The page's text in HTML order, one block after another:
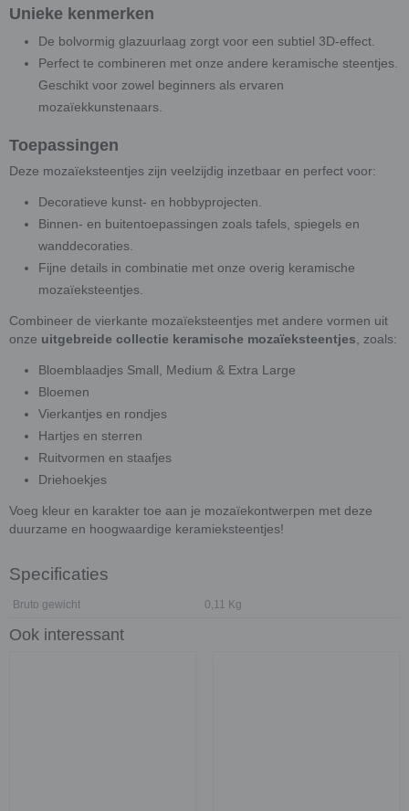
Unieke kenmerken
De bolvormig glazuurlaag zorgt voor een subtiel 3D-effect.
Perfect te combineren met onze andere keramische steentjes.
Geschikt voor zowel beginners als ervaren
mozaïekkunstenaars.
Toepassingen
Deze mozaïeksteentjes zijn veelzijdig inzetbaar en perfect voor:
Decoratieve kunst- en hobbyprojecten.
Binnen- en buitentoepassingen zoals tafels, spiegels en
wanddecoraties.
Fijne details in combinatie met onze overig keramische
mozaïeksteentjes.
Combineer de vierkante mozaïeksteentjes met andere vormen uit
onze uitgebreide collectie keramische mozaïeksteentjes , zoals:
Bloemblaadjes Small, Medium & Extra Large
Bloemen
Vierkantjes en rondjes
Hartjes en sterren
Ruitvormen en staafjes
Driehoekjes
Voeg kleur en karakter toe aan je mozaïekontwerpen met deze
duurzame en hoogwaardige keramieksteentjes!
Specificaties
Bruto gewicht 0,11 Kg
Ook interessant